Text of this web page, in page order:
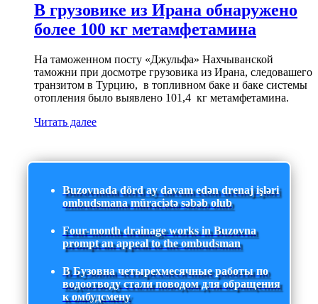
В грузовике из Ирана обнаружено
более 100 кг метамфетамина
На таможенном посту «Джульфа» Нахчыванской
таможни при досмотре грузовика из Ирана, следовашего
транзитом в Турцию, в топливном баке и баке системы
отопления было выявлено 101,4 кг метамфетамина.
Читать далее
Buzovnada dörd ay davam edən drenaj işləri
ombudsmana müraciətə səbəb olub
Four-month drainage works in Buzovna
prompt an appeal to the ombudsman
В Бузовна четырехмесячные работы по
водоотводу стали поводом для обращения
к омбудсмену